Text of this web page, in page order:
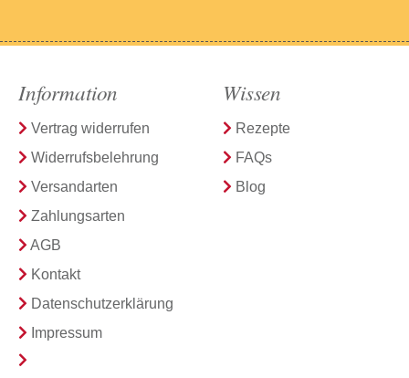
Information
Vertrag widerrufen
Widerrufsbelehrung
Versandarten
Zahlungsarten
AGB
Kontakt
Datenschutzerklärung
Impressum
Wissen
Rezepte
FAQs
Blog